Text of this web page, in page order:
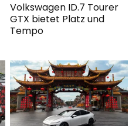
Volkswagen ID.7 Tourer
GTX bietet Platz und
Tempo